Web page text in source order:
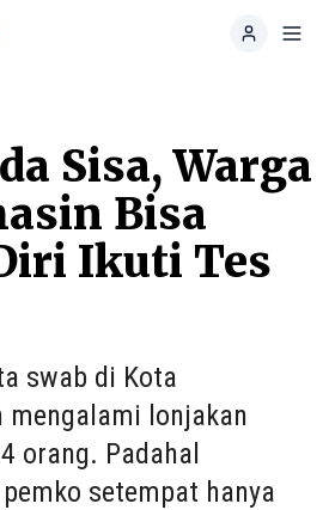
Sisa, Warga
Bisa
Ikuti Tes
swab di Kota
mengalami lonjakan
orang. Padahal
setempat hanya